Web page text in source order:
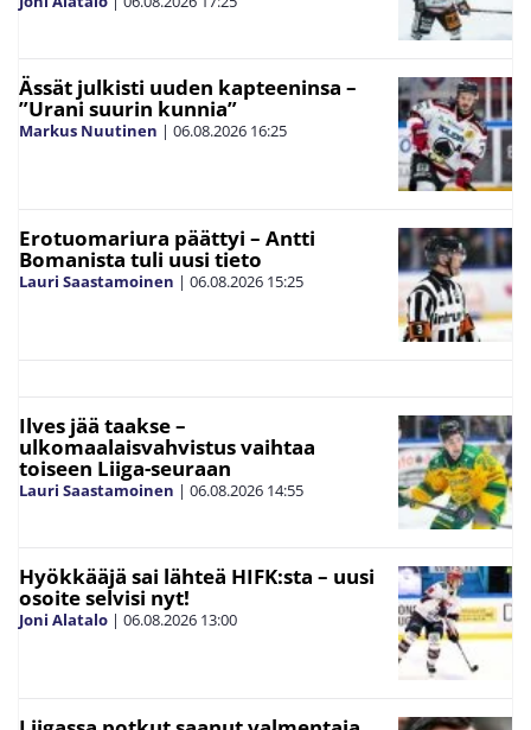
Ässät julkisti uuden kapteeninsa –
”Urani suurin kunnia”
Markus Nuutinen | 06.08.2026 16:25
Erotuomariura päättyi – Antti
Bomanista tuli uusi tieto
Lauri Saastamoinen | 06.08.2026 15:25
Ilves jää taakse –
ulkomaalaisvahvistus vaihtaa
toiseen Liiga-seuraan
Lauri Saastamoinen | 06.08.2026 14:55
Hyökkääjä sai lähteä HIFK:sta – uusi
osoite selvisi nyt!
Joni Alatalo | 06.08.2026 13:00